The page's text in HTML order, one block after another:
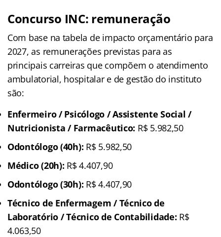
Concurso INC: remuneração
Com base na tabela de impacto orçamentário para
2027, as remunerações previstas para as
principais carreiras que compõem o atendimento
ambulatorial, hospitalar e de gestão do instituto
são:
Enfermeiro / Psicólogo / Assistente Social /
Nutricionista / Farmacêutico: R$ 5.982,50
Odontólogo (40h): R$ 5.982,50
Médico (20h): R$ 4.407,90
Odontólogo (30h): R$ 4.407,90
Técnico de Enfermagem / Técnico de
Laboratório / Técnico de Contabilidade: R$
4.063,50